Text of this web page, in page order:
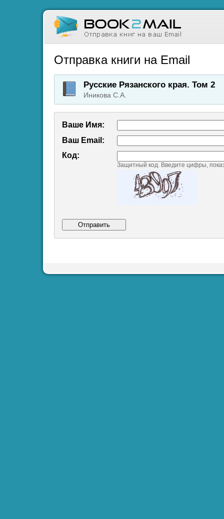
Отправка книги на Email
Русские Рязанского края. Том 2
Иникова С.А.
Ваше Имя:
Ваш Emаil:
Код:
Защитный код. Введите цифры,